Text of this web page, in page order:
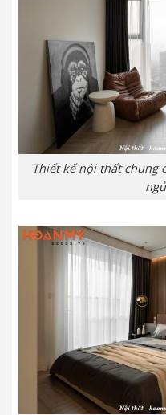
Thiết kế nội thất chung